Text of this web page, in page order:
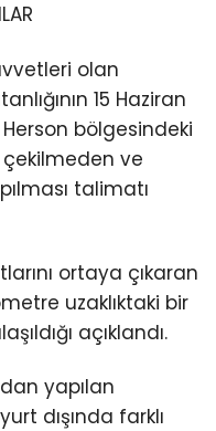
olan
15 Haziran
bölgesindeki
ve
talimatı
ortaya çıkaran
uzaklıktaki bir
açıklandı.
yapılan
dışında farklı